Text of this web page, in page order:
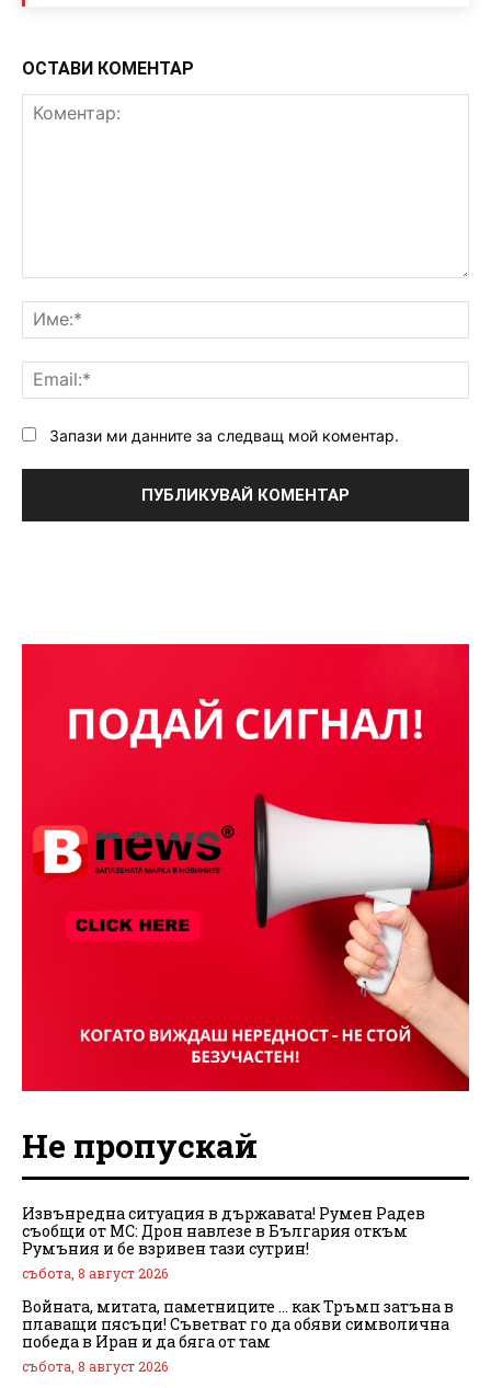
ОСТАВИ КОМЕНТАР
Запази ми данните за следващ мой коментар.
Не пропускай
Извънредна ситуация в държавата! Румен Радев
съобщи от МС: Дрон навлезе в България откъм
Румъния и бе взривен тази сутрин!
събота, 8 август 2026
Войната, митата, паметниците … как Тръмп затъна в
плаващи пясъци! Съветват го да обяви символична
победа в Иран и да бяга от там
събота, 8 август 2026